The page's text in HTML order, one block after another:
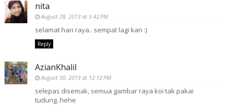
nita
August 28, 2013 at 5:42 PM
selamat hari raya.. sempat lagi kan :)
Reply
AzianKhalil
August 30, 2013 at 12:12 PM
selepas disemak, semua gambar raya koi tak pakai
tudung..hehe